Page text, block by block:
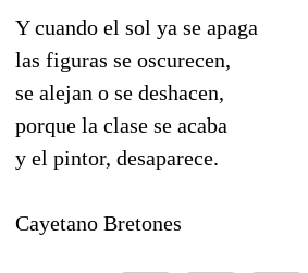
Y cuando el sol ya se apaga
las figuras se oscurecen,
se alejan o se deshacen,
porque la clase se acaba
y el pintor, desaparece.
Cayetano Bretones